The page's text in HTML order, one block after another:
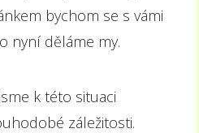
bychom se s vámi
nyní děláme my.
k této situaci
záležitosti.